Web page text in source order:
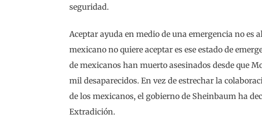
seguridad.
Aceptar ayuda en medio de una emergencia no es
mexicano no quiere aceptar es ese estado de
de mexicanos han muerto asesinados desde que
mil desaparecidos. En vez de estrechar la
de los mexicanos, el gobierno de Sheinbaum ha
Extradición.